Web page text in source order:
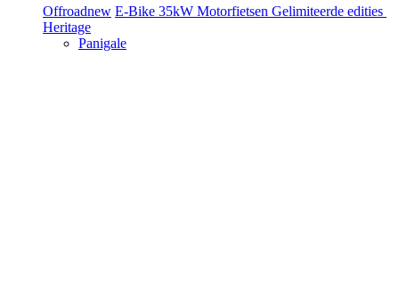
Offroadnew E-Bike 35kW Motorfietsen Gelimiteerde edities
Heritage
Panigale